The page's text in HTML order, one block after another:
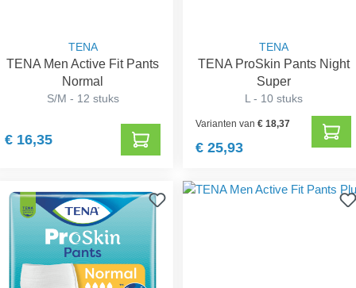
TENA
TENA Men Active Fit Pants
Normal
S/M - 12 stuks
€ 16,35
TENA
TENA ProSkin Pants Night
Super
L - 10 stuks
Varianten van€ 18,37
€ 25,93